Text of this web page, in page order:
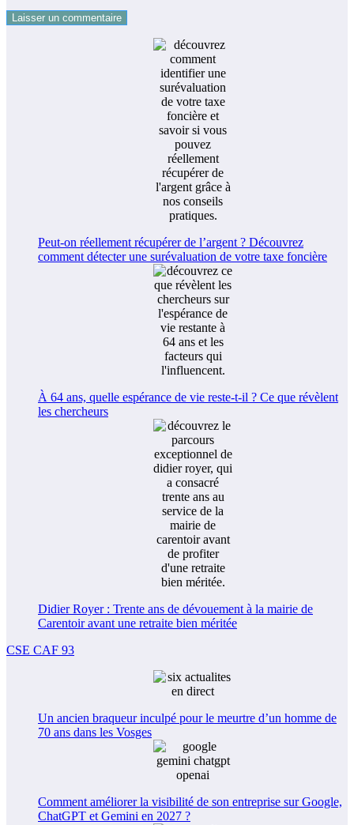
Peut-on réellement récupérer de l’argent ? Découvrez
comment détecter une surévaluation de votre taxe foncière
À 64 ans, quelle espérance de vie reste-t-il ? Ce que révèlent
les chercheurs
Didier Royer : Trente ans de dévouement à la mairie de
Carentoir avant une retraite bien méritée
CSE CAF 93
Un ancien braqueur inculpé pour le meurtre d’un homme de
70 ans dans les Vosges
Comment améliorer la visibilité de son entreprise sur Google,
ChatGPT et Gemini en 2027 ?